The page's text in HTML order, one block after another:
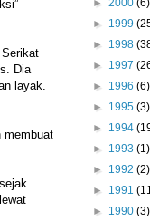
–
Dia
layak.
membuat
► 2000 (6)
► 1999
► 1998
► 1997
► 1996 (6)
► 1995 (3)
► 1994
► 1993 (1)
► 1992 (2)
► 1991
► 1990 (3)